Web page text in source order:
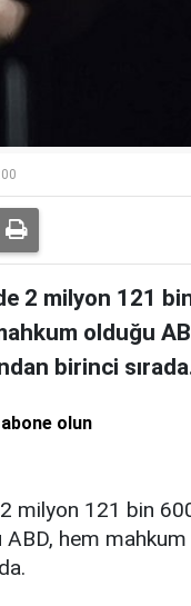
2 milyon 121
olduğu
birinci
olun
milyon 121 bin
hem mahkum